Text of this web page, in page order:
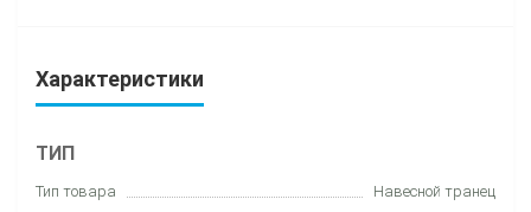
Характеристики
ТИП
Тип товара Навесной транец